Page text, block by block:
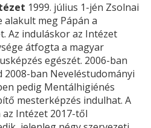
1999. július 1-jén Zsolnai
alakult meg Pápán a
Az induláskor az Intézet
átfogta a magyar
egészét. 2006-ban
2008-ban Neveléstudományi
pedig Mentálhigiénés
mesterképzés indulhat. A
Intézet 2017-től